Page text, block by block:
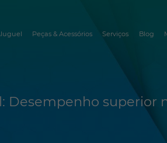
Peças & Acessórios Serviços Blog
Desempenho